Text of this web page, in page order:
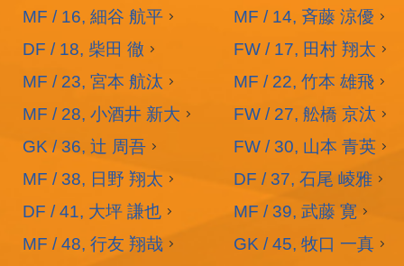
MF / 14, 斉藤 涼優
MF / 16, 細谷 航平
FW / 17, 田村 翔太
DF / 18, 柴田 徹
MF / 22, 竹本 雄飛
MF / 23, 宮本 航汰
FW / 27, 舩橋 京汰
MF / 28, 小酒井 新大
FW / 30, 山本 青英
GK / 36, 辻 周吾
DF / 37, 石尾 崚雅
MF / 38, 日野 翔太
MF / 39, 武藤 寛
DF / 41, 大坪 謙也
GK / 45, 牧口 一真
MF / 48, 行友 翔哉